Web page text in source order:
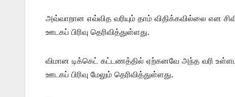
அவ்வாறான எவ்வித வரியும் தாம் விதிக்கவில்லை என
ஊடகப் பிரிவு தெரிவித்துள்ளது.
விமான டிக்கெட் கட்டணத்தில் ஏற்கனவே அந்த வரி
ஊடகப் பிரிவு மேலும் தெரிவித்துள்ளது.